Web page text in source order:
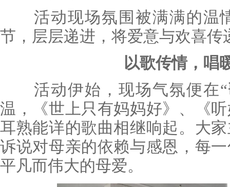
活动现场氛围被满满的温
节，层层递进，将爱意与欢喜传
以歌传情，唱
活动伊始，现场气氛便在“
温，《世上只有妈妈好》、《
耳熟能详的歌曲相继响起。大
诉说对母亲的依赖与感恩，每
平凡而伟大的母爱。